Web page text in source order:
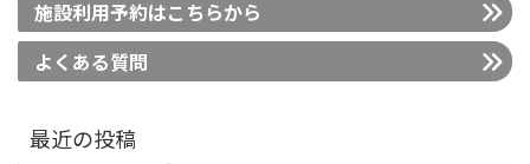
施設利用予約はこちらから
よくある質問
最近の投稿